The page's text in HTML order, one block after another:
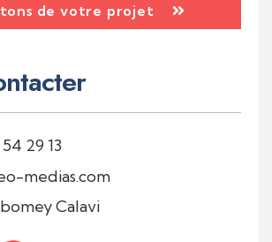
de votre projet
29 13
medias.com
Calavi